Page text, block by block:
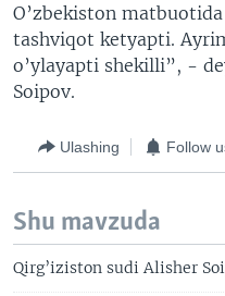
O’zbekiston
tashviqot ketyapti.
o’ylayapti shekilli”, -
Soipov.
Ulashing Follow
Shu mavzuda
Qirg’iziston sudi Alisher